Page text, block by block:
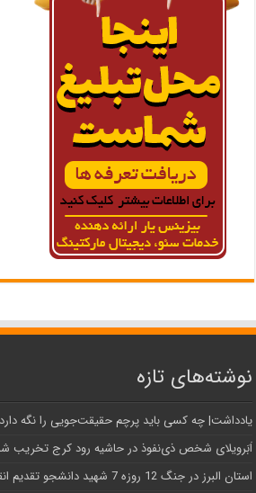
نوشته‌های تازه
یادداشت| ‌چه کسی باید پرچم حقیقت‌جویی را نگه
اَبَر‌ویلای شخص ذی‌نفوذ در حاشیه‌ رود کرج تخریب
استان البرز در جنگ 12 روزه 7 شهید دانشجو تقدیم انقلاب کرد